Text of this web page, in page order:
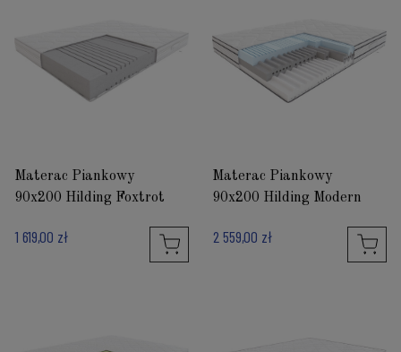
Materac Piankowy
90x200 Hilding Foxtrot
1 619,00 zł
Materac Piankowy
90x200 Hilding Modern
2 559,00 zł